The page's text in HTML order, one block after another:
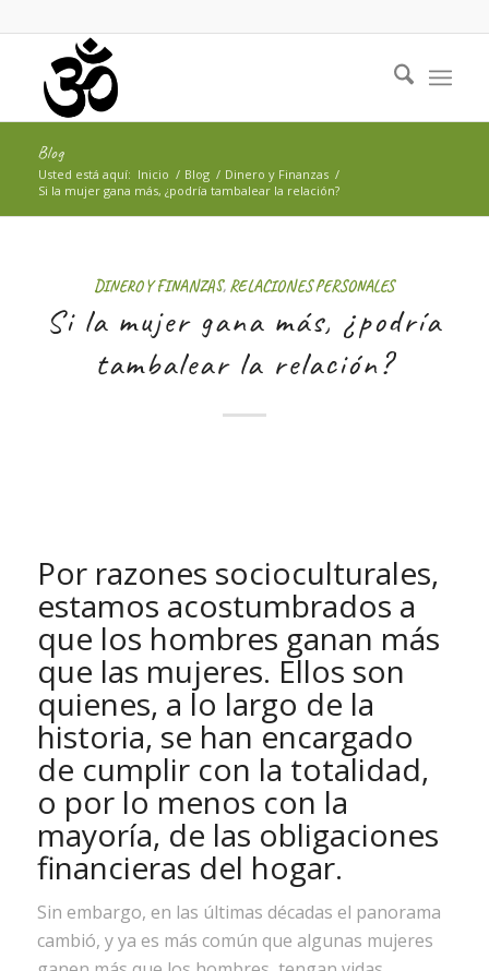
Blog
Usted está aquí: Inicio / Blog / Dinero y Finanzas /
Si la mujer gana más, ¿podría tambalear la relación?
DINERO Y FINANZAS, RELACIONES PERSONALES
Si la mujer gana más, ¿podría
tambalear la relación?
Por razones socioculturales,
estamos acostumbrados a
que los hombres ganan más
que las mujeres. Ellos son
quienes, a lo largo de la
historia, se han encargado
de cumplir con la totalidad,
o por lo menos con la
mayoría, de las obligaciones
financieras del hogar.
Sin embargo, en las últimas décadas el panorama
cambió, y ya es más común que algunas mujeres